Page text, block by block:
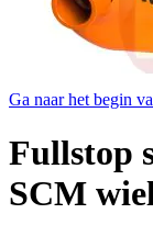
Ga naar het begin
Fullstop
SCM